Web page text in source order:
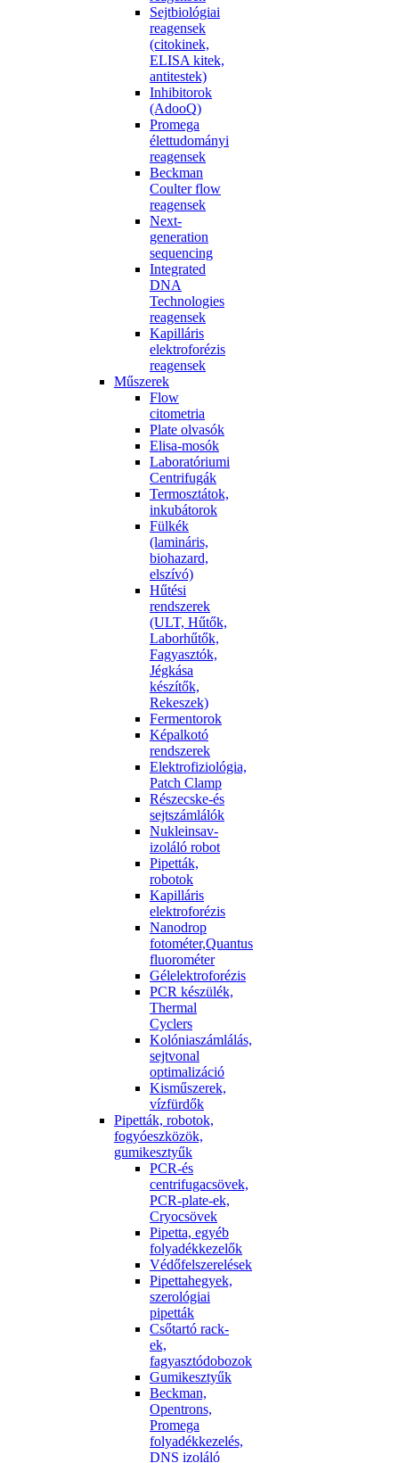
Sejtbiológiai
reagensek
(citokinek,
ELISA kitek,
antitestek)
Inhibitorok
(AdooQ)
Promega
élettudományi
reagensek
Beckman
Coulter flow
reagensek
Next-
generation
sequencing
Integrated
DNA
Technologies
reagensek
Kapilláris
elektroforézis
reagensek
Műszerek
Flow
citometria
Plate olvasók
Elisa-mosók
Laboratóriumi
Centrifugák
Termosztátok,
inkubátorok
Fülkék
(lamináris,
biohazard,
elszívó)
Hűtési
rendszerek
(ULT, Hűtők,
Laborhűtők,
Fagyasztók,
Jégkása
készítők,
Rekeszek)
Fermentorok
Képalkotó
rendszerek
Elektrofiziológia,
Patch Clamp
Részecske-és
sejtszámlálók
Nukleinsav-
izoláló robot
Pipetták,
robotok
Kapilláris
elektroforézis
Nanodrop
fotométer,Quantus
fluorométer
Gélelektroforézis
PCR készülék,
Thermal
Cyclers
Kolóniaszámlálás,
sejtvonal
optimalizáció
Kisműszerek,
vízfürdők
Pipetták, robotok,
fogyóeszközök,
gumikesztyűk
PCR-és
centrifugacsövek,
PCR-plate-ek,
Cryocsövek
Pipetta, egyéb
folyadékkezelők
Védőfelszerelések
Pipettahegyek,
szerológiai
pipetták
Csőtartó rack-
ek,
fagyasztódobozok
Gumikesztyűk
Beckman,
Opentrons,
Promega
folyadékkezelés,
DNS izoláló